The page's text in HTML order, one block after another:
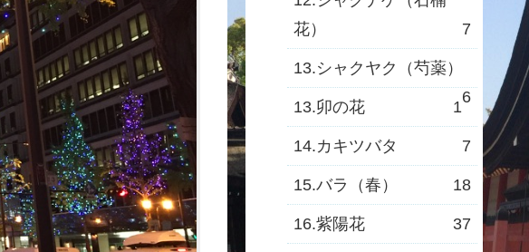
花）
7
13.シャクヤク（芍薬）
6
13.卯の花 1
14.カキツバタ 7
15.バラ（春） 18
16.紫陽花 37